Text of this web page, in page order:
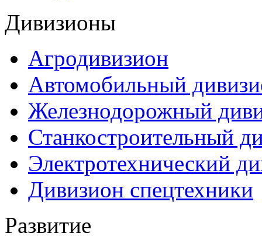
Дивизионы
Агродивизион
Автомобильный
Железнодорожный
Станкостроительный
Электротехнический
Дивизион спецтехники
Развитие